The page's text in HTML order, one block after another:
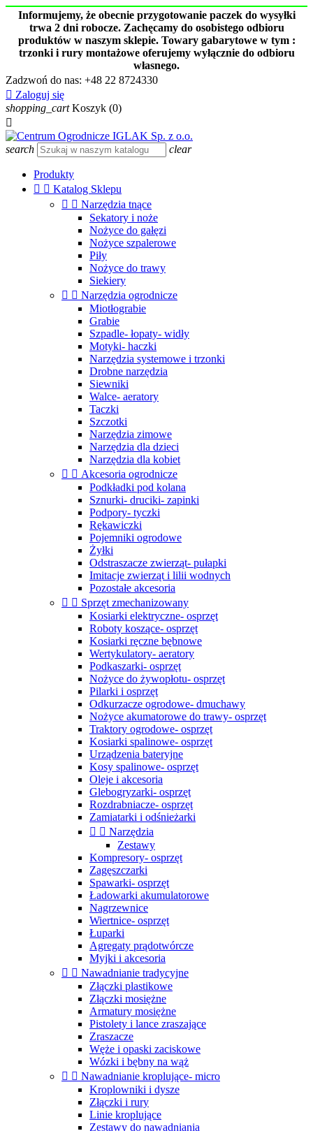
Informujemy, że obecnie przygotowanie paczek do wysyłki
trwa 2 dni robocze. Zachęcamy do osobistego odbioru
produktów w naszym sklepie. Towary gabarytowe w tym :
trzonki i rury montażowe oferujemy wyłącznie do odbioru
własnego.
Zadzwoń do nas: +48 22 8724330
 Zaloguj się
shopping_cart Koszyk (0)

search clear
Produkty
  Katalog Sklepu
  Narzędzia tnące
Sekatory i noże
Nożyce do gałęzi
Nożyce szpalerowe
Piły
Nożyce do trawy
Siekiery
  Narzędzia ogrodnicze
Miotłograbie
Grabie
Szpadle- łopaty- widły
Motyki- haczki
Narzędzia systemowe i trzonki
Drobne narzędzia
Siewniki
Walce- aeratory
Taczki
Szczotki
Narzędzia zimowe
Narzędzia dla dzieci
Narzędzia dla kobiet
  Akcesoria ogrodnicze
Podkładki pod kolana
Sznurki- druciki- zapinki
Podpory- tyczki
Rękawiczki
Pojemniki ogrodowe
Żyłki
Odstraszacze zwierząt- pułapki
Imitacje zwierząt i lilii wodnych
Pozostałe akcesoria
  Sprzęt zmechanizowany
Kosiarki elektryczne- osprzęt
Roboty koszące- osprzęt
Kosiarki ręczne bębnowe
Wertykulatory- aeratory
Podkaszarki- osprzęt
Nożyce do żywopłotu- osprzęt
Pilarki i osprzęt
Odkurzacze ogrodowe- dmuchawy
Nożyce akumatorowe do trawy- osprzęt
Traktory ogrodowe- osprzęt
Kosiarki spalinowe- osprzęt
Urządzenia bateryjne
Kosy spalinowe- osprzęt
Oleje i akcesoria
Glebogryzarki- osprzęt
Rozdrabniacze- osprzęt
Zamiatarki i odśnieżarki
  Narzędzia
Zestawy
Kompresory- osprzęt
Zagęszczarki
Spawarki- osprzęt
Ładowarki akumulatorowe
Nagrzewnice
Wiertnice- osprzęt
Łuparki
Agregaty prądotwórcze
Myjki i akcesoria
  Nawadnianie tradycyjne
Złączki plastikowe
Złączki mosiężne
Armatury mosiężne
Pistolety i lance zraszające
Zraszacze
Węże i opaski zaciskowe
Wózki i bębny na wąż
  Nawadnianie kroplujące- micro
Kroplowniki i dysze
Złączki i rury
Linie kroplujące
Zestawy do nawadniania